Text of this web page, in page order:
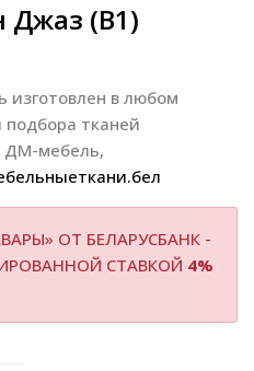
Джаз (В1)
в любом
подбора тканей
ДМ-мебель,
ОТ БЕЛАРУСБАНК -
СТАВКОЙ 4%